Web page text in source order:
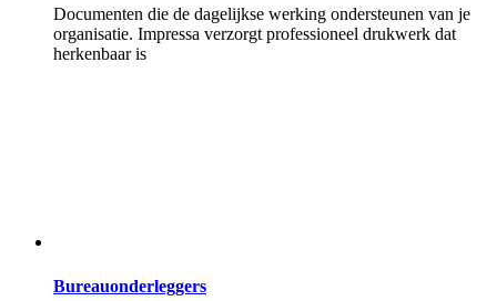
Documenten die de dagelijkse werking ondersteunen van je
organisatie. Impressa verzorgt professioneel drukwerk dat
herkenbaar is
Bureauonderleggers